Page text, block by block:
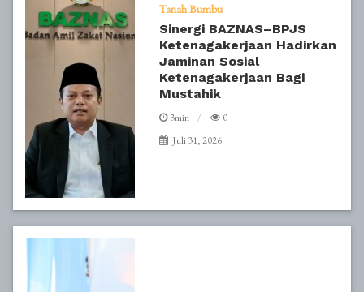
Tanah Bumbu
Sinergi BAZNAS–BPJS
Ketenagakerjaan Hadirkan
Jaminan Sosial
Ketenagakerjaan Bagi
Mustahik
3min
0
Juli 31, 2026